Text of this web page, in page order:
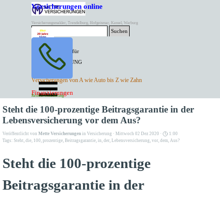
Direkt zum Seiteninhalt
Versicherungen online
Versicherungsmakler, Trendelburg, Hofgeismar, Kassel, Warburg
BESTER PREIS für
SPITZEN LEISTUNG
ANGEBOTE
Versicherungen von A wie Auto bis Z wie Zahn
Kontakt Tel. 05671/7799991
Mette Versicherungen
Suchen
Versicherungen
Finanzierungen
Rentenversicherung
Menü überspringen
Steht die 100-prozentige Beitragsgarantie in der
Lebensversicherung vor dem Aus?
Veröffentlicht von Mette Versicherungen in Versicherung · Mittwoch 02 Dez 2020 ·
1:00
Tags: Steht, die, 100, prozentige, Beitragsgarantie, in, der, Lebensversicherung, vor, dem, Aus?
Steht die 100-prozentige
Beitragsgarantie in der